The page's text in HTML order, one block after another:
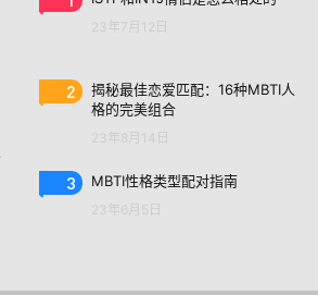
23年7月12日
2
揭秘最佳恋爱匹配：16种MBTI人
格的完美组合
23年8月14日
3 MBTI性格类型配对指南
23年6月5日